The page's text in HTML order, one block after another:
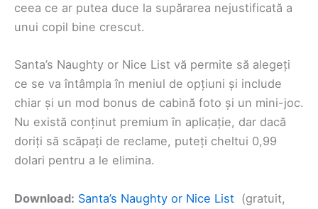
ceea ce ar putea duce la supărarea nejustificată a
unui copil bine crescut.
Santa’s Naughty or Nice List vă permite să alegeți
ce se va întâmpla în meniul de opțiuni și include
chiar și un mod bonus de cabină foto și un mini-joc.
Nu există conținut premium în aplicație, dar dacă
doriți să scăpați de reclame, puteți cheltui 0,99
dolari pentru a le elimina.
Download: Santa’s Naughty or Nice List (gratuit,